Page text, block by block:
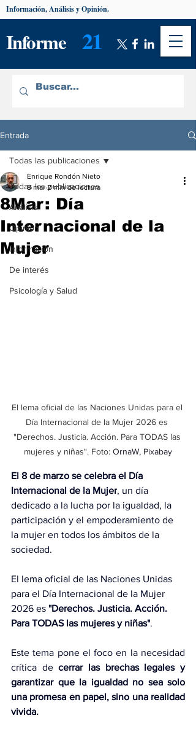
Informe 21
Información, Análisis y Opinión.
Entrada
Todas las publicaciones
Análisis
Opinión
Información
De interés
Psicología y Salud
Todas las publicaciones
8Mar: Día
Internacional de la
Mujer
Enrique Rondón Nieto
8 mar 2 min de lectura
El lema oficial de las Naciones Unidas para el
Día Internacional de la Mujer 2026 es
"Derechos. Justicia. Acción. Para TODAS las
mujeres y niñas". Foto: OrnaW, Pixabay
El 8 de marzo se celebra el Día
Internacional de la Mujer, un día
dedicado a la lucha por la igualdad, la
participación y el empoderamiento de
la mujer en todos los ámbitos de la
sociedad.
El lema oficial de las Naciones Unidas
para el Día Internacional de la Mujer
2026 es "Derechos. Justicia. Acción.
Para TODAS las mujeres y niñas".
Este tema pone el foco en la necesidad
crítica de cerrar las brechas legales y
garantizar que la igualdad no sea solo
una promesa en papel, sino una realidad
vivida.